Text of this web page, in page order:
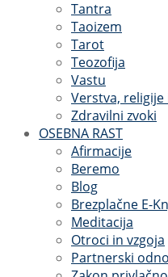
Tantra
Taoizem
Tarot
Teozofija
Vastu
Verstva,
Zdravilni zvoki
OSEBNA RAST
Afirmacije
Beremo
Blog
Brezplačne E-
Meditacija
Otroci in vzgoja
Partnerski